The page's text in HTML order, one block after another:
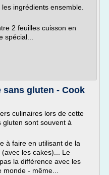
ingrédients ensemble.
2 feuilles cuisson en
spécial...
sans gluten - Cook
culinaires lors de cette
gluten sont souvent à
à faire en utilisant de la
les cakes)... Le
la différence avec les
- même...